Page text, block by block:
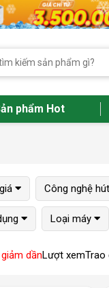
phẩm Hot
Công nghệ
Loại máy
dầnLượt xemTrao